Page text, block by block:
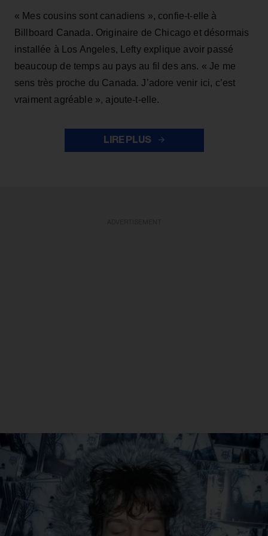
« Mes cousins sont canadiens », confie-t-elle à
Billboard Canada. Originaire de Chicago et désormais
installée à Los Angeles, Lefty explique avoir passé
beaucoup de temps au pays au fil des ans. « Je me
sens très proche du Canada. J’adore venir ici, c’est
vraiment agréable », ajoute-t-elle.
LIRE PLUS